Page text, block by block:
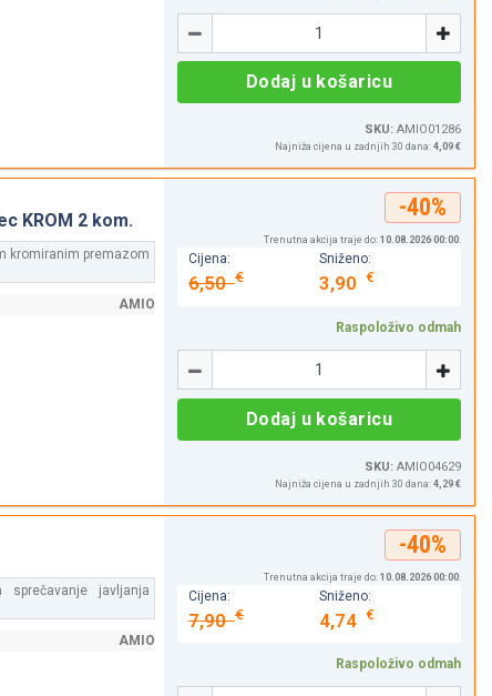
-
Količina
+
Dodaj u košaricu
SKU:AMIO01286
Najniža cijena u zadnjih 30 dana: 4,09 €
KROM 2 kom.
kromiranim premazom
AMIO
-40%
Trenutna akcija traje do: 10.08.2026 00:00.
Cijena:
6,50€
Sniženo:
3,90 €
Raspoloživo odmah
-
Količina
+
Dodaj u košaricu
SKU:AMIO04629
Najniža cijena u zadnjih 30 dana: 4,29 €
javljanja
AMIO
-40%
Trenutna akcija traje do: 10.08.2026 00:00.
Cijena:
7,90€
Sniženo:
4,74 €
Raspoloživo odmah
Količina